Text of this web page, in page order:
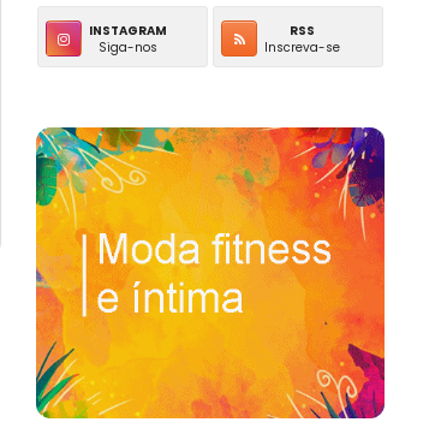
INSTAGRAM
Siga-nos
RSS
Inscreva-se